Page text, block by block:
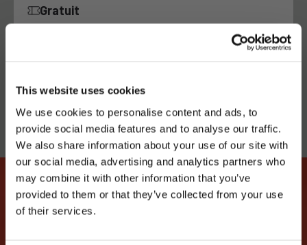
This website uses cookies
We use cookies to personalise content and ads, to
provide social media features and to analyse our traffic.
We also share information about your use of our site with
our social media, advertising and analytics partners who
may combine it with other information that you’ve
provided to them or that they’ve collected from your use
of their services.
Gratuit